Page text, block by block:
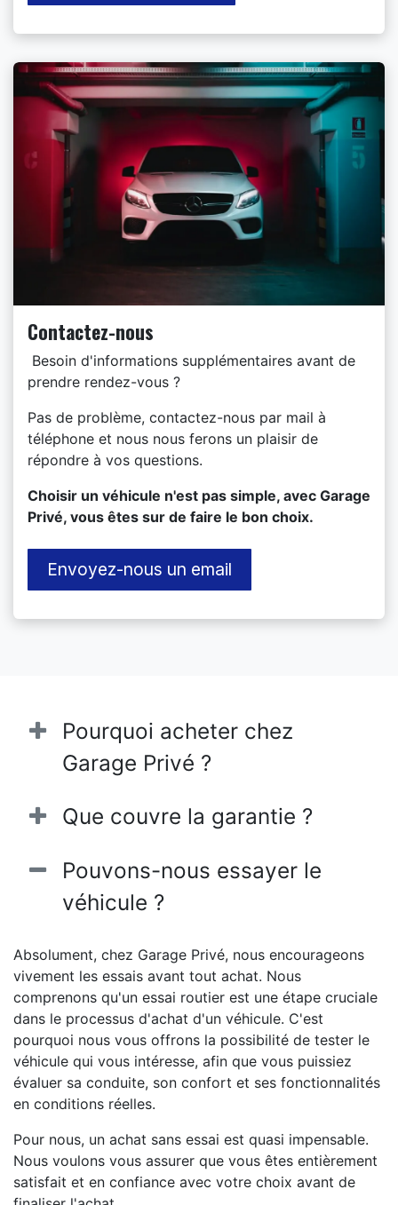
Contactez-nous
Besoin d'informations supplémentaires avant de
prendre rendez-vous ?
Pas de problème, contactez-nous par mail à
téléphone et nous nous ferons un plaisir de
répondre à vos questions.
​Choisir un véhicule n'est pas simple, avec Garage
Privé, vous êtes sur de faire le bon choix.
Envoyez-nous un email
Pourquoi acheter chez
Garage Privé ?
Que couvre la garantie ?
Pouvons-nous essayer le
véhicule ?
Absolument, chez Garage Privé, nous encourageons
vivement les essais avant tout achat. Nous
comprenons qu'un essai routier est une étape cruciale
dans le processus d'achat d'un véhicule. C'est
pourquoi nous vous offrons la possibilité de tester le
véhicule qui vous intéresse, afin que vous puissiez
évaluer sa conduite, son confort et ses fonctionnalités
en conditions réelles.
Pour nous, un achat sans essai est quasi impensable.
Nous voulons vous assurer que vous êtes entièrement
satisfait et en confiance avec votre choix avant de